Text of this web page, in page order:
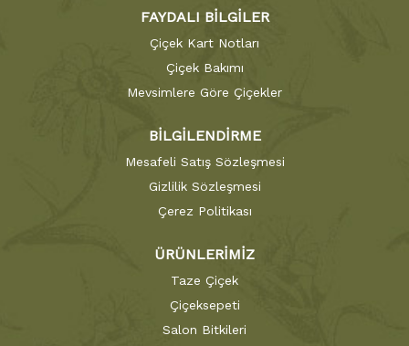
FAYDALI BİLGİLER
Çiçek Kart Notları
Çiçek Bakımı
Mevsimlere Göre Çiçekler
BİLGİLENDİRME
Mesafeli Satış Sözleşmesi
Gizlilik Sözleşmesi
Çerez Politikası
ÜRÜNLERİMİZ
Taze Çiçek
Çiçeksepeti
Salon Bitkileri